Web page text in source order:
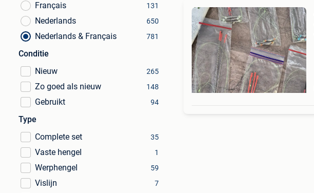
Français
131
Nederlands 650
Nederlands & Français 781
Conditie
Nieuw
265
Zo goed als nieuw 148
Gebruikt 94
Type
Complete set
35
Vaste hengel 1
Werphengel 59
Vislijn 7